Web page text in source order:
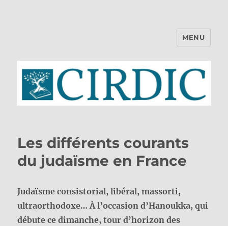
MENU
Les différents courants
du judaïsme en France
Judaïsme consistorial, libéral, massorti,
ultraorthodoxe… À l’occasion d’Hanoukka, qui
débute ce dimanche, tour d’horizon des